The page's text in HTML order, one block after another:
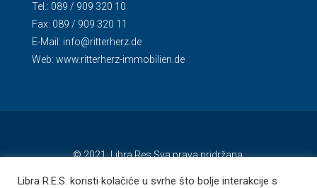
Tel.: 089 / 909 320 10
Fax: 089 / 909 320 11
E-Mail: info@ritterherz.de
Web: www.ritterherz-immobilien.de
© 2021. Libra Res Sva prava pridržana.
Libra R.E.S. koristi kolačiće u svrhe što bolje interakcije s